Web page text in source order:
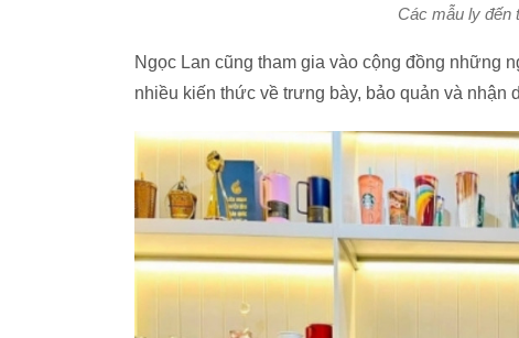
Các mẫu ly đến
Ngọc Lan cũng tham gia vào cộng đồng những
nhiều kiến thức về trưng bày, bảo quản và nhận